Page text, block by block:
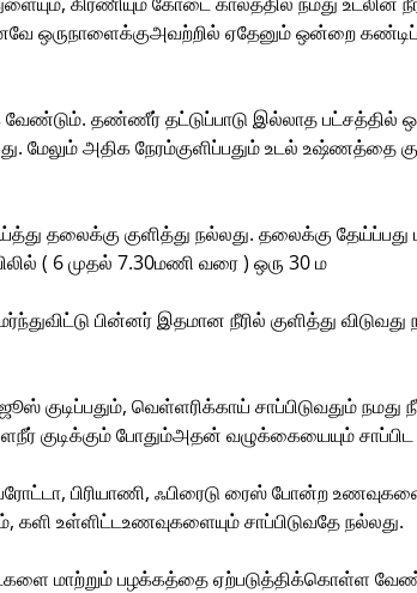
ஒருநாளைக்குஅவற்றில் ஏதேனும் ஒன்றை
வேண்டும். தண்ணீர் தட்டுப்பாடு இல்லாத பட்சத்தில்
மேலும் அதிக நேரம்குளிப்பதும் உடல் உஷ்ணத்தை
தலைக்கு குளித்து நல்லது. தலைக்கு தேய்ப்பது
( 6 முதல் 7.30மணி வரை ) ஒரு 30 ம
பின்னர் இதமான நீரில் குளித்து விடுவது
குடிப்பதும், வெள்ளரிக்காய் சாப்பிடுவதும் நமது
குடிக்கும் போதும்அதன் வழுக்கையையும்
பிரியாணி, ஃபிரைடு ரைஸ் போன்ற
உள்ளிட்டஉணவுகளையும் சாப்பிடுவதே நல்லது.
மாற்றும் பழக்கத்தை ஏற்படுத்திக்கொள்ள